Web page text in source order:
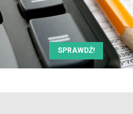
SPRAWDŹ!